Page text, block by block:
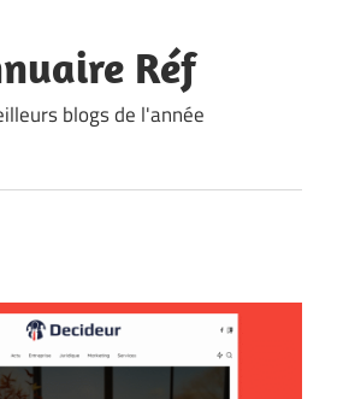
Réf
blogs de l'année